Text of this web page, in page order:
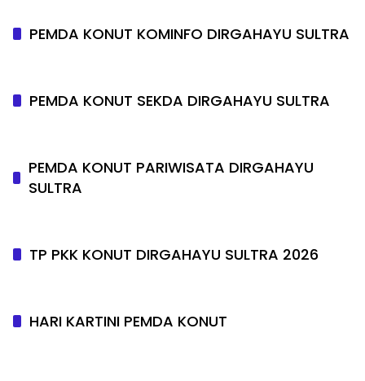
PEMDA KONUT KOMINFO DIRGAHAYU SULTRA
PEMDA KONUT SEKDA DIRGAHAYU SULTRA
PEMDA KONUT PARIWISATA DIRGAHAYU
SULTRA
TP PKK KONUT DIRGAHAYU SULTRA 2026
HARI KARTINI PEMDA KONUT